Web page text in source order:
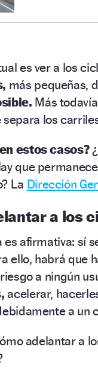
es ver a los
más pequeñas,
Más
separa los
estos casos?
que
La Dirección
a los
es afirmativa: sí
ello, habrá que
a ningún
acelerar,
a un
adelantar a